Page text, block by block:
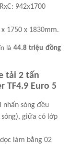
942x1700
1750 x 1830mm.
là 44.8 triệu đồng
tải 2 tấn
TF4.9 Euro 5
nhấn sóng đều
giữa có lớp
làm bằng 02